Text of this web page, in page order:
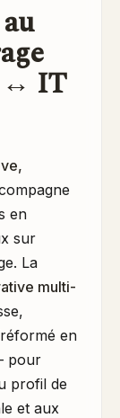
↔ IT
en
sur
La
multi-
en
pour
profil de
et aux